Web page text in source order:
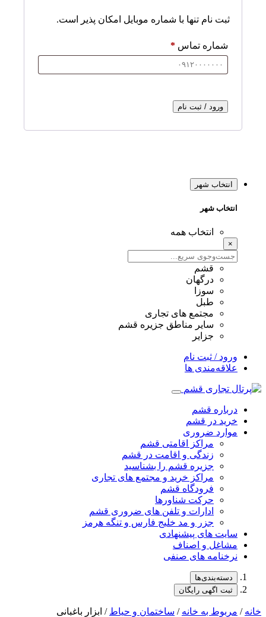
ثبت نام تنها با شماره موبایل امکان پذیر است.
شماره تماس *
ورود / ثبت نام
انتخاب شهر
انتخاب شهر
انتخاب همه
×
قشم
درگهان
سوزا
طبل
مجتمع های تجاری
سایر مناطق جزیره قشم
جزایر
ورود / ثبت نام
علاقه‌مندی ها
درباره قشم
خرید در قشم
موارد ضروری
مراکز اقامتی قشم
زندگی و اقامت در قشم
جزیره قشم را بشناسید
مراکز خرید و مجتمع های تجاری
فرودگاه قشم
حرکت شناورها
ادارات و تلفن های ضروری قشم
جزر و مد خلیج فارس و تنگه هرمز
سایت های پیشنهادی
مشاغل و اصناف
نرخنامه های صنفی
دسته‌بندی‌ها
ثبت اگهی رایگان
خانه / مربوط به خانه / ساختمان و حیاط / ابزار باغبانی